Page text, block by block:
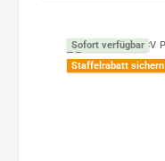
Sofort verfügbar
Staffelrabatt sichern